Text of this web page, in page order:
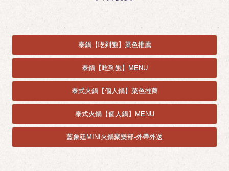
泰鍋【吃到飽】菜色推薦
泰鍋【吃到飽】MENU
泰式火鍋【個人鍋】菜色推薦
泰式火鍋【個人鍋】MENU
藍象廷MINI火鍋聚樂部-外帶外送